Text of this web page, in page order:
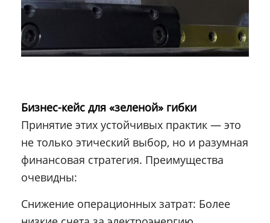
Бизнес-кейс для «зеленой» гибки
Принятие этих устойчивых практик — это
не только этический выбор, но и разумная
финансовая стратегия. Преимущества
очевидны:
Снижение операционных затрат: Более